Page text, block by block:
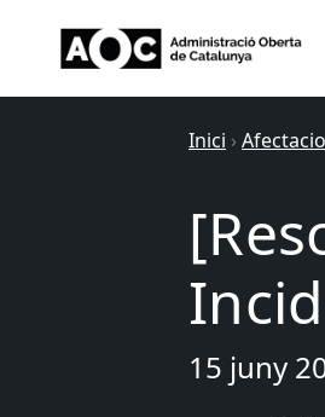
Inici ›
15 juny